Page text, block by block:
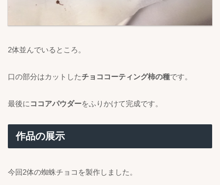
2体並んでいるところ。
口の部分はカットしたチョココーティング柿の種です。
最後に ココアパウダーをふりかけて完成です。
作品の展示
今回2体の蜘蛛チョコを製作しました。